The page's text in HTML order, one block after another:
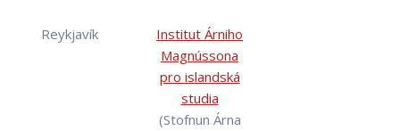
Reykjavík
Institut Árniho
Magnússona
pro islandská
studia
(Stofnun Árna